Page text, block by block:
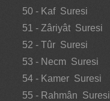
50 - Kaf Suresi
51 - Zâriyât Suresi
52 - Tûr Suresi
53 - Necm Suresi
54 - Kamer Suresi
55 - Rahmân Suresi